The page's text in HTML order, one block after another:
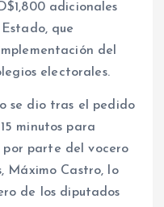
adicionales
que
del
electorales.
se dio tras el pedido
minutos para
por parte del vocero
Máximo Castro, lo
de los diputados